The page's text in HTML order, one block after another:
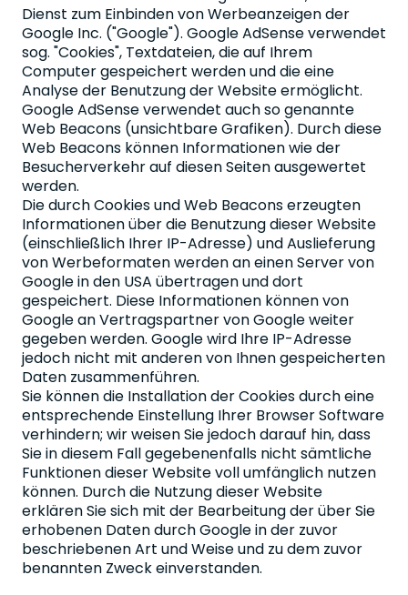
Dienst zum Einbinden von Werbeanzeigen der
Google Inc. ("Google"). Google AdSense verwendet
sog. "Cookies", Textdateien, die auf Ihrem
Computer gespeichert werden und die eine
Analyse der Benutzung der Website ermöglicht.
Google AdSense verwendet auch so genannte
Web Beacons (unsichtbare Grafiken). Durch diese
Web Beacons können Informationen wie der
Besucherverkehr auf diesen Seiten ausgewertet
werden.
Die durch Cookies und Web Beacons erzeugten
Informationen über die Benutzung dieser Website
(einschließlich Ihrer IP-Adresse) und Auslieferung
von Werbeformaten werden an einen Server von
Google in den USA übertragen und dort
gespeichert. Diese Informationen können von
Google an Vertragspartner von Google weiter
gegeben werden. Google wird Ihre IP-Adresse
jedoch nicht mit anderen von Ihnen gespeicherten
Daten zusammenführen.
Sie können die Installation der Cookies durch eine
entsprechende Einstellung Ihrer Browser Software
verhindern; wir weisen Sie jedoch darauf hin, dass
Sie in diesem Fall gegebenenfalls nicht sämtliche
Funktionen dieser Website voll umfänglich nutzen
können. Durch die Nutzung dieser Website
erklären Sie sich mit der Bearbeitung der über Sie
erhobenen Daten durch Google in der zuvor
beschriebenen Art und Weise und zu dem zuvor
benannten Zweck einverstanden.